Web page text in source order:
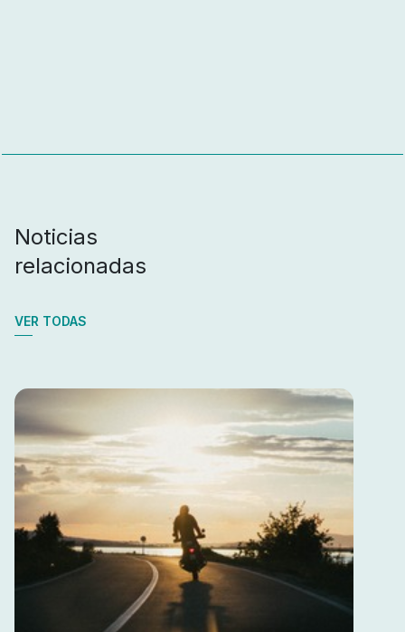
Noticias
relacionadas
VER TODAS